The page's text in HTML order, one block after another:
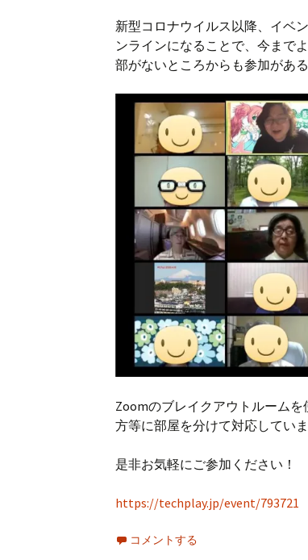
新型コロナウイルス以降、イベ
ンラインになることで、今まで
部がないところからも参加がある
Zoomのブレイクアウトルーム
方等に部屋を分けて対応していま
是非お気軽にご参加ください！
https://techplay.jp/event/793721
コメントする